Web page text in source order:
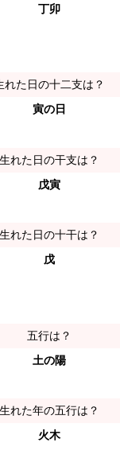
丁卯
れた日の十二支は？
寅の日
生れた日の干支は？
戊寅
生れた日の十干は？
戊
五行は？
土の陽
生れた年の五行は？
火木